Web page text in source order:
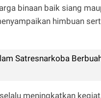
binaan baik siang
himbuan
Satresnarkoba
meningkatkan